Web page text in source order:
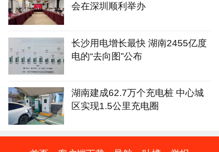
会在深圳顺利举办
长沙用电增长最快 湖南2455亿度
电的“去向图”公布
湖南建成62.7万个充电桩 中心城
区实现1.5公里充电圈